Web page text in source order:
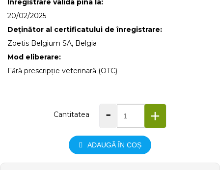
Înregistrare valida pina la:
20/02/2025
Deținător al certificatului de înregistrare:
Zoetis Belgium SA, Belgia
Mod eliberare:
Fără prescripție veterinară (OTC)
Cantitatea - +
ADAUGĂ ÎN COȘ